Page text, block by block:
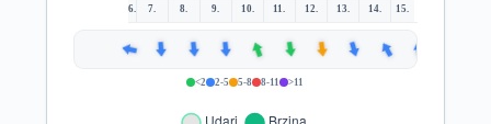
6. 7. 8. 9. 10. 11. 12. 13. 14. 15.